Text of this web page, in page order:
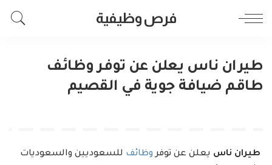
فرص وظيفية
طيران ناس يعلن عن توفر وظائف
طاقم ضيافة جوية في القصيم
طيران ناس يعلن عن توفروظائف للسعوديين والسعوديات